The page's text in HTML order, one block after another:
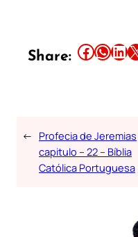
Share: Share this article on Facebook Share this article on WhatsApp Share this article on LinkedIn Share this article on X
← Profecia de Jeremias
capitulo – 22 – Bíblia
Católica Portuguesa